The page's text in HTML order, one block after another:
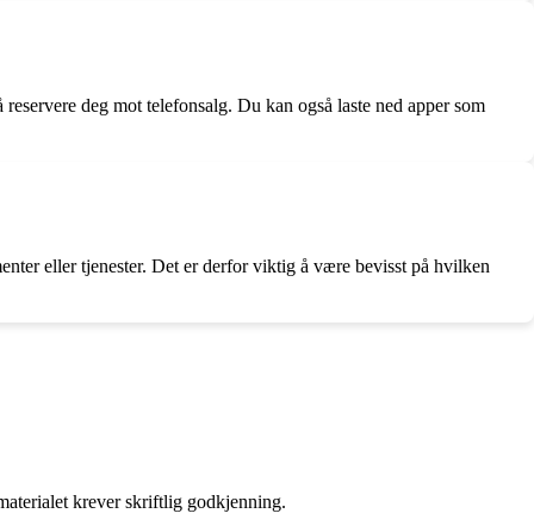
deg mot telefonsalg. Du kan også laste ned apper som
eller tjenester. Det er derfor viktig å være bevisst på hvilken
krever skriftlig godkjenning.